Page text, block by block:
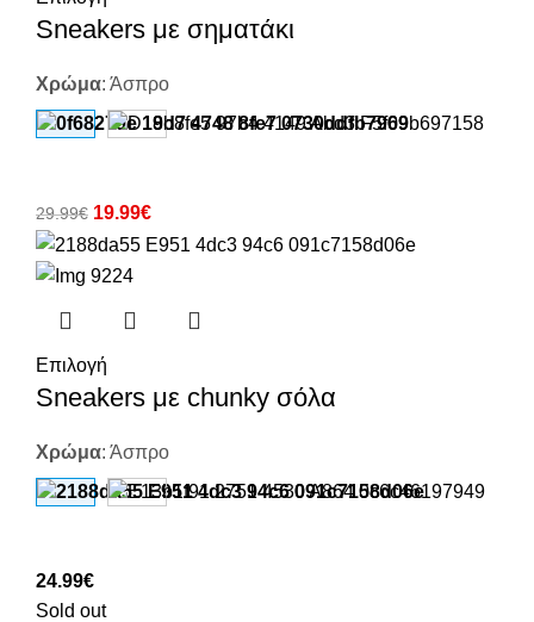
Sneakers με σηματάκι
Χρώμα: Άσπρο
29.99€ 19.99€
Επιλογή
Sneakers με chunky σόλα
Χρώμα: Άσπρο
24.99€
Sold out